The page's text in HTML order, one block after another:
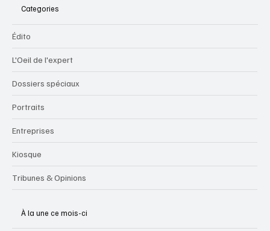
Categories
Édito
L'Oeil de l'expert
Dossiers spéciaux
Portraits
Entreprises
Kiosque
Tribunes & Opinions
À la une ce mois-ci